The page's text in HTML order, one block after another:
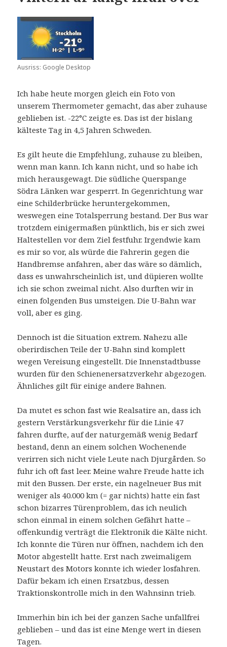
Ausriss: Google Desktop
Ich habe heute morgen gleich ein Foto von
unserem Thermometer gemacht, das aber zuhause
geblieben ist. -22°C zeigte es. Das ist der bislang
kälteste Tag in 4,5 Jahren Schweden.
Es gilt heute die Empfehlung, zuhause zu bleiben,
wenn man kann. Ich kann nicht, und so habe ich
mich herausgewagt. Die südliche Querspange
Södra Länken war gesperrt. In Gegenrichtung war
eine Schilderbrücke heruntergekommen,
weswegen eine Totalsperrung bestand. Der Bus war
trotzdem einigermaßen pünktlich, bis er sich zwei
Haltestellen vor dem Ziel festfuhr. Irgendwie kam
es mir so vor, als würde die Fahrerin gegen die
Handbremse anfahren, aber das wäre so dämlich,
dass es unwahrscheinlich ist, und düpieren wollte
ich sie schon zweimal nicht. Also durften wir in
einen folgenden Bus umsteigen. Die U-Bahn war
voll, aber es ging.
Dennoch ist die Situation extrem. Nahezu alle
oberirdischen Teile der U-Bahn sind komplett
wegen Vereisung eingestellt. Die Innenstadtbusse
wurden für den Schienenersatzverkehr abgezogen.
Ähnliches gilt für einige andere Bahnen.
Da mutet es schon fast wie Realsatire an, dass ich
gestern Verstärkungsverkehr für die Linie 47
fahren durfte, auf der naturgemäß wenig Bedarf
bestand, denn an einem solchen Wochenende
verirren sich nicht viele Leute nach Djurgården. So
fuhr ich oft fast leer. Meine wahre Freude hatte ich
mit den Bussen. Der erste, ein nagelneuer Bus mit
weniger als 40.000 km (= gar nichts) hatte ein fast
schon bizarres Türenproblem, das ich neulich
schon einmal in einem solchen Gefährt hatte –
offenkundig verträgt die Elektronik die Kälte nicht.
Ich konnte die Türen nur öffnen, nachdem ich den
Motor abgestellt hatte. Erst nach zweimaligem
Neustart des Motors konnte ich wieder losfahren.
Dafür bekam ich einen Ersatzbus, dessen
Traktionskontrolle mich in den Wahnsinn trieb.
Immerhin bin ich bei der ganzen Sache unfallfrei
geblieben – und das ist eine Menge wert in diesen
Tagen.